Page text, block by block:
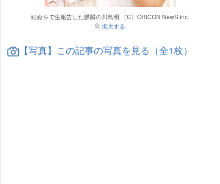
結婚をで生報告した麒麟の川島明 （C）ORICON NewS inc.
拡大する
【写真】この記事の写真を見る（全1枚）